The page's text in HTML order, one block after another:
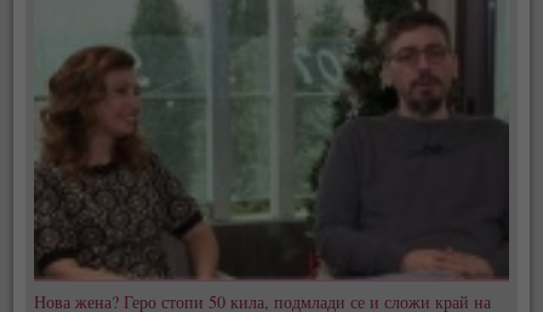
Нова жена? Геро стопи 50 кила, подмлади се и сложи край на